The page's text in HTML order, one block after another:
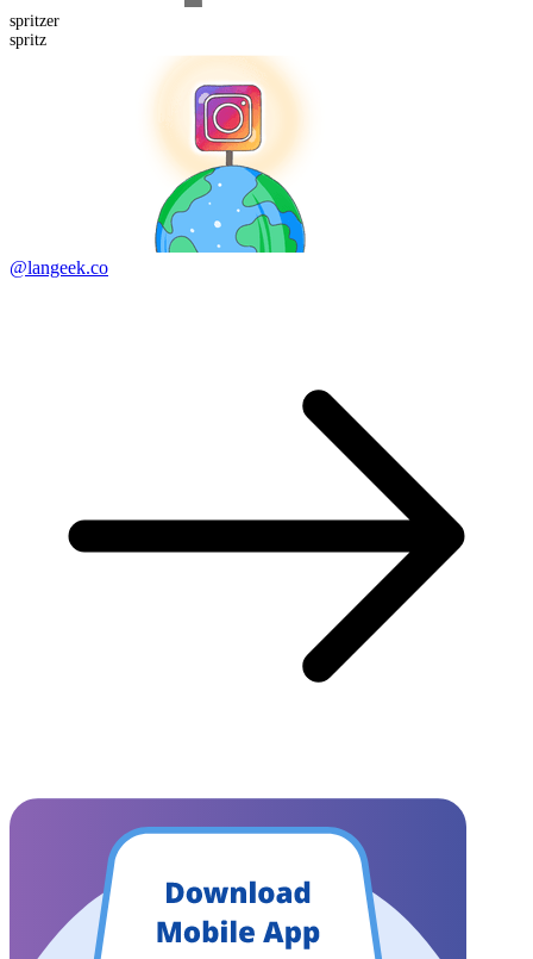
spritzer
spritz
@langeek.co